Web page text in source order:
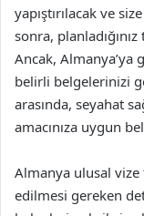
yapıştırılacak ve
sonra,
Ancak, Almanya’ya
belirli belgelerinizi
arasında, seyahat
amacınıza uygun
Almanya ulusal vize
edilmesi gereken